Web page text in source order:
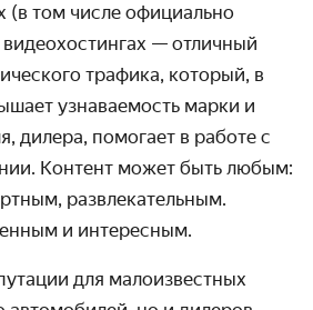
(в том числе официально
— отличный
трафика, который, в
узнаваемость марки и
дилера, помогает в работе с
Контент может быть любым:
развлекательным.
и интересным.
для малоизвестных